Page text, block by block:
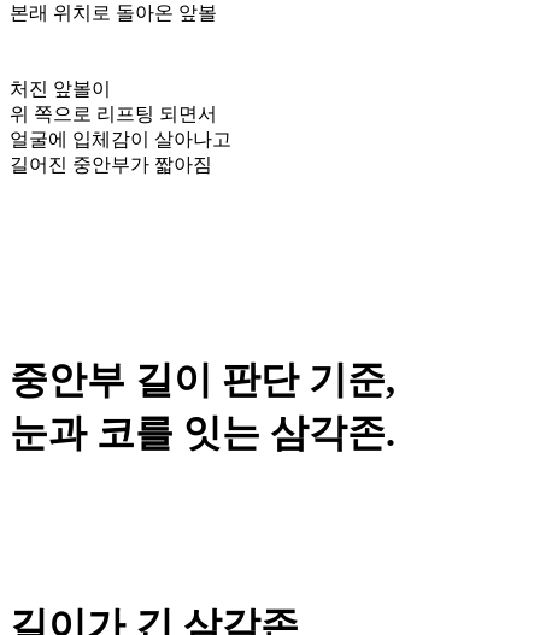
본래 위치로 돌아온 앞볼
처진 앞볼이
위 쪽으로 리프팅 되면서
얼굴에 입체감이 살아나고
길어진 중안부가 짧아짐
중안부 길이 판단 기준,
눈과 코를 잇는 삼각존.
길이가 긴 삼각존